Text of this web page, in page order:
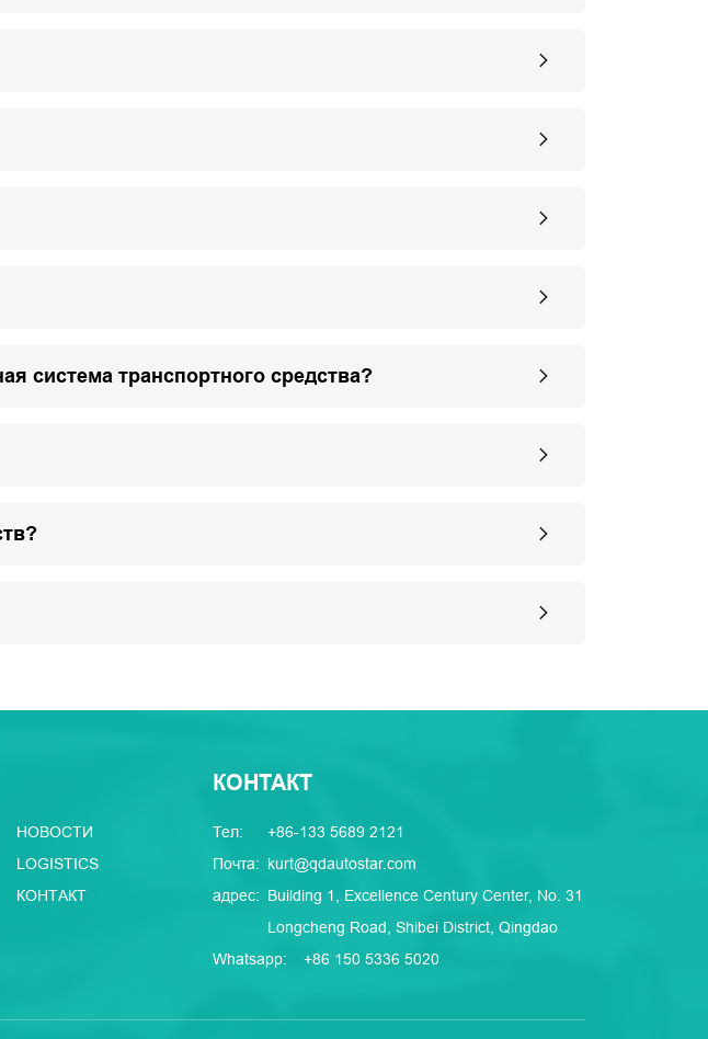
система транспортного средства?
НОВОСТИ
LOGISTICS
КОНТАКТ
КОНТАКТ
Тел:
+86-133 5689 2121
Почта: kurt@qdautostar.com
адрес: Building 1, Excellence Century Center, No. 31
Longcheng Road, Shibei District, Qingdao
Whatsapp:
+86 150 5336 5020